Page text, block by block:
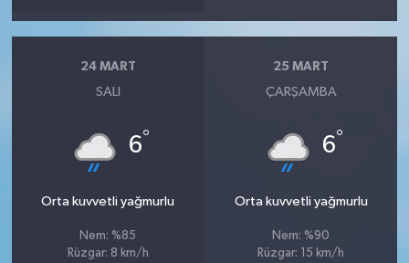
24 MART
SALI
6°
Orta kuvvetli yağmurlu
Nem: %85
Rüzgar: 8 km/h
25 MART
ÇARŞAMBA
6°
Orta kuvvetli yağmurlu
Nem: %90
Rüzgar: 15 km/h